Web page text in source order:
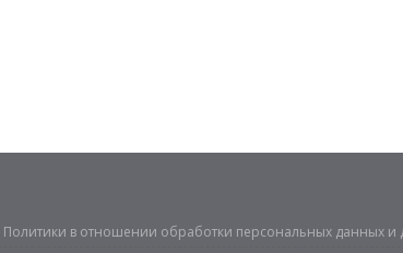
Политики в отношении обработки персональных данных и